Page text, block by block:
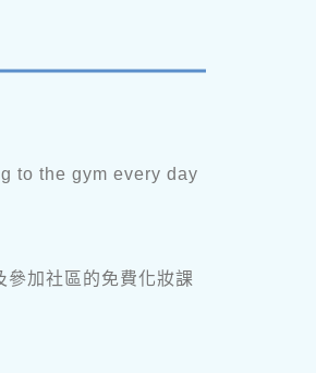
to the gym every day
參加社區的免費化妝課